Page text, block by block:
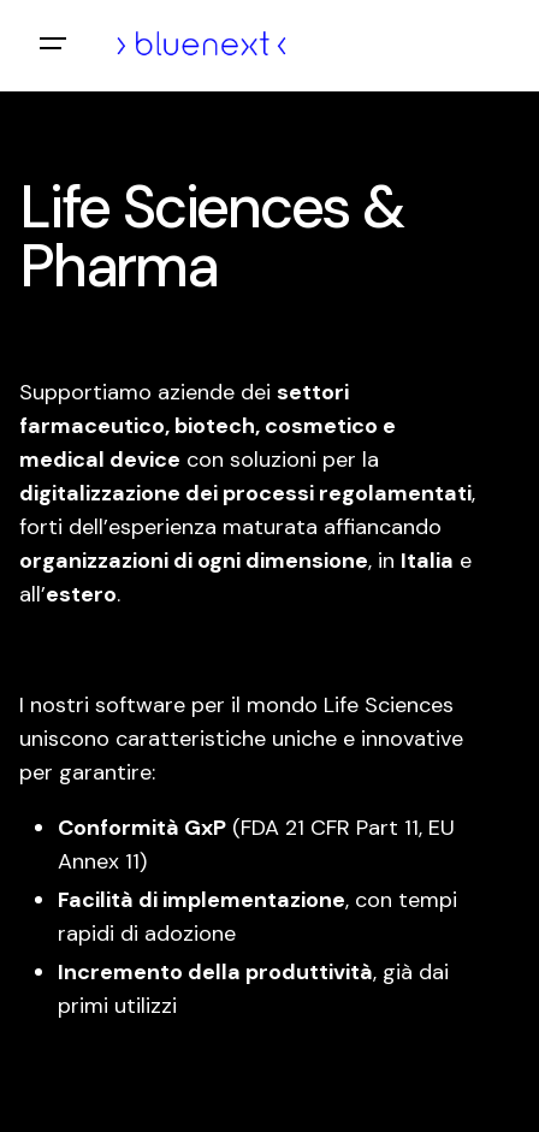
Home
Life Sciences &
Pharma
Supportiamo aziende dei settori
farmaceutico, biotech, cosmetico e
medical device con soluzioni per la
digitalizzazione dei processi regolamentati,
forti dell’esperienza maturata affiancando
organizzazioni di ogni dimensione, in Italia e
all’estero.
I nostri software per il mondo Life Sciences
uniscono caratteristiche uniche e innovative
per garantire:
Conformità GxP (FDA 21 CFR Part 11, EU
Annex 11)
Facilità di implementazione, con tempi
rapidi di adozione
Incremento della produttività, già dai
primi utilizzi